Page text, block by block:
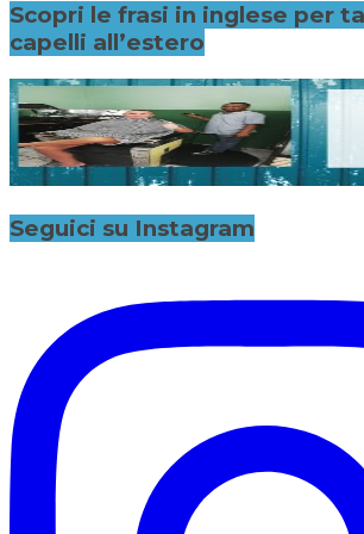
Scopri le frasi in inglese per
capelli all’estero
Seguici su Instagram